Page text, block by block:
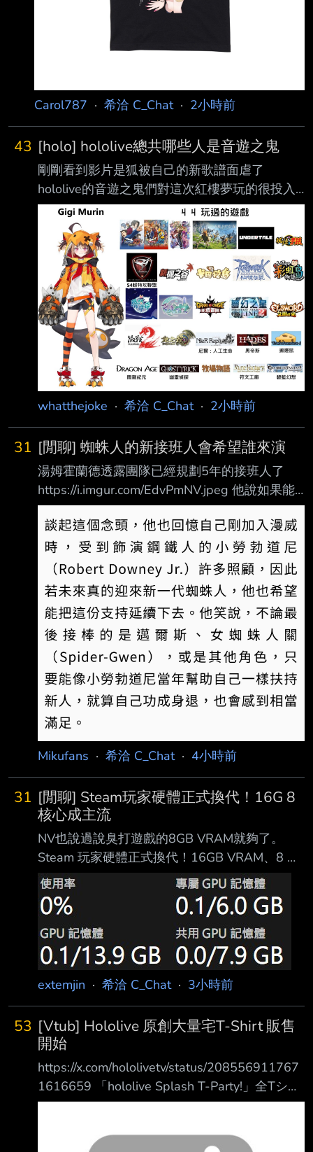
Carol787 · 希洽 C_Chat· 2小時前
43 [holo] hololive總共哪些人是音遊之鬼
剛剛看到影片是狐被自己的新歌譜面虐了
hololive的音遊之鬼們對這次紅樓夢玩的很投入
吧 有看到很能玩的像是白上、阿火 ID的有
Anya、EN有Gigi 還有哪些人是音遊高手啊 --
whatthejoke · 希洽 C_Chat· 2小時前
31 [閒聊] 蜘蛛人的新接班人會希望誰來演
湯姆霍蘭德透露團隊已經規劃5年的接班人了
https://i.imgur.com/EdvPmNV.jpeg 他說如果能
接棒的話他最希望的人16歲的是歐文庫柏 --
Mikufans · 希洽 C_Chat· 4小時前
31 [閒聊] Steam玩家硬體正式換代！16G 8
核心成主流
NV也說過說臭打遊戲的8GB VRAM就夠了。
Steam 玩家硬體正式換代！16GB VRAM、8 核
心 CPU 首度成為最主流配置
https://news.xfastest.com/steam/164332/stea
m-16gb-vram-cpu/ Steam 公布 2026 年 7 月
硬體與軟體調查結果，玩家電腦的主流配置出現
明顯轉變。配 備 16GB 顯示記憶體的裝置占比
首次超越 8GB，8 核心處理器的使用比例也正式
超過 6 核心，顯示 PC 遊戲玩家正逐步轉向更高
規格的硬體配置。 在顯示記憶
extemjin · 希洽 C_Chat· 3小時前
53 [Vtub] Hololive 原創大量宅T-Shirt 販售
開始
https://x.com/hololivetv/status/208556911767
1616659 「hololive Splash T-Party!」全Tシャ
ツラインナップ公開 「タレントプロデュー
大集合 オンライン販売も同時にスタート 8月